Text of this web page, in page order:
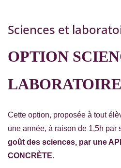
Sciences et
OPTION
LABORATOIRE
Cette option, proposée à tout
une année, à raison de 1,5h par
goût des sciences, par une
CONCRÈTE.